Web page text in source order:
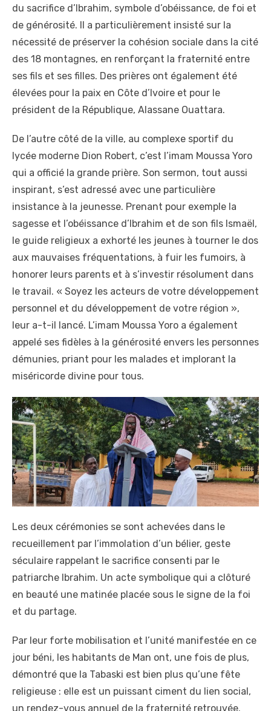
du sacrifice d’Ibrahim, symbole d’obéissance, de foi et
de générosité. Il a particulièrement insisté sur la
nécessité de préserver la cohésion sociale dans la cité
des 18 montagnes, en renforçant la fraternité entre
ses fils et ses filles. Des prières ont également été
élevées pour la paix en Côte d’Ivoire et pour le
président de la République, Alassane Ouattara.
De l’autre côté de la ville, au complexe sportif du
lycée moderne Dion Robert, c’est l’imam Moussa Yoro
qui a officié la grande prière. Son sermon, tout aussi
inspirant, s’est adressé avec une particulière
insistance à la jeunesse. Prenant pour exemple la
sagesse et l’obéissance d’Ibrahim et de son fils Ismaël,
le guide religieux a exhorté les jeunes à tourner le dos
aux mauvaises fréquentations, à fuir les fumoirs, à
honorer leurs parents et à s’investir résolument dans
le travail. « Soyez les acteurs de votre développement
personnel et du développement de votre région »,
leur a-t-il lancé. L’imam Moussa Yoro a également
appelé ses fidèles à la générosité envers les personnes
démunies, priant pour les malades et implorant la
miséricorde divine pour tous.
Les deux cérémonies se sont achevées dans le
recueillement par l’immolation d’un bélier, geste
séculaire rappelant le sacrifice consenti par le
patriarche Ibrahim. Un acte symbolique qui a clôturé
en beauté une matinée placée sous le signe de la foi
et du partage.
Par leur forte mobilisation et l’unité manifestée en ce
jour béni, les habitants de Man ont, une fois de plus,
démontré que la Tabaski est bien plus qu’une fête
religieuse : elle est un puissant ciment du lien social,
un rendez-vous annuel de la fraternité retrouvée.